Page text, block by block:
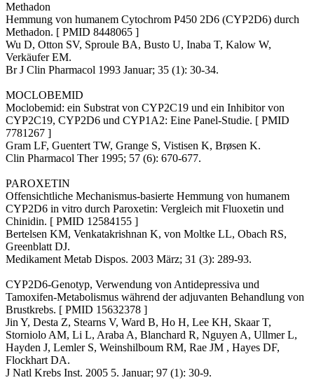
Methadon
Hemmung von humanem Cytochrom P450 2D6 (CYP2D6) durch
Methadon. [ PMID 8448065 ]
Wu D, Otton SV, Sproule BA, Busto U, Inaba T, Kalow W,
Verkäufer EM.
Br J Clin Pharmacol 1993 Januar; 35 (1): 30-34.
MOCLOBEMID
Moclobemid: ein Substrat von CYP2C19 und ein Inhibitor von
CYP2C19, CYP2D6 und CYP1A2: Eine Panel-Studie. [ PMID
7781267 ]
Gram LF, Guentert TW, Grange S, Vistisen K, Brøsen K.
Clin Pharmacol Ther 1995; 57 (6): 670-677.
PAROXETIN
Offensichtliche Mechanismus-basierte Hemmung von humanem
CYP2D6 in vitro durch Paroxetin: Vergleich mit Fluoxetin und
Chinidin. [ PMID 12584155 ]
Bertelsen KM, Venkatakrishnan K, von Moltke LL, Obach RS,
Greenblatt DJ.
Medikament Metab Dispos. 2003 März; 31 (3): 289-93.
CYP2D6-Genotyp, Verwendung von Antidepressiva und
Tamoxifen-Metabolismus während der adjuvanten Behandlung von
Brustkrebs. [ PMID 15632378 ]
Jin Y, Desta Z, Stearns V, Ward B, Ho H, Lee KH, Skaar T,
Storniolo AM, Li L, Araba A, Blanchard R, Nguyen A, Ullmer L,
Hayden J, Lemler S, Weinshilboum RM, Rae JM , Hayes DF,
Flockhart DA.
J Natl Krebs Inst. 2005 5. Januar; 97 (1): 30-9.